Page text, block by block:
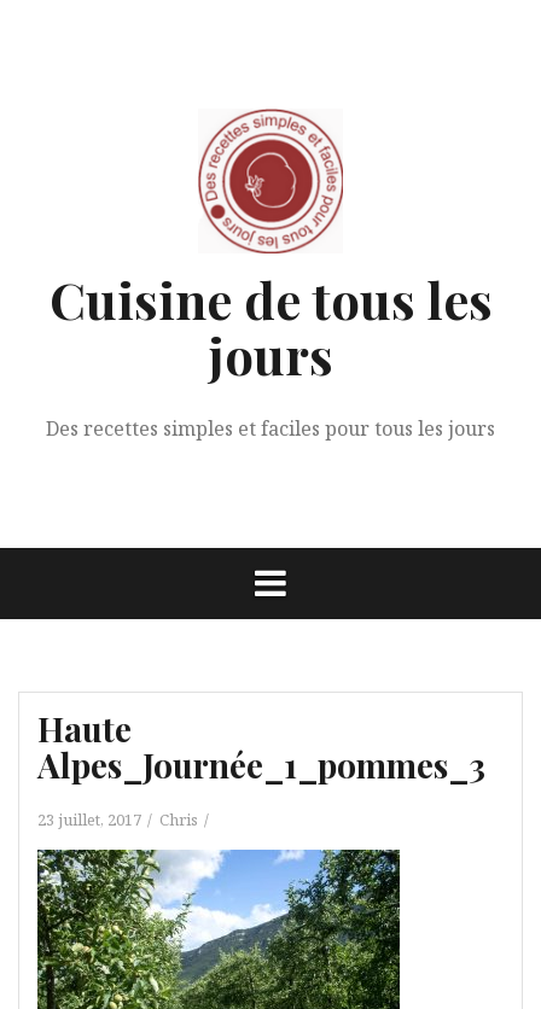
Cuisine de tous les
jours
Des recettes simples et faciles pour tous les jours
Haute
Alpes_Journée_1_pommes_3
23 juillet, 2017 Chris